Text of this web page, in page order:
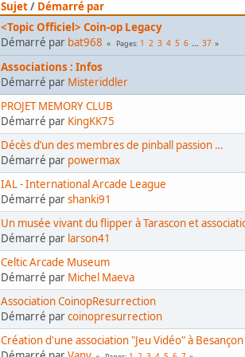
Sujet/ Démarré par
<Topic Officiel> Coin-op Legacy
Démarré par bat968 Pages 1 2 3 4 5 6 ... 37
Associations : Infos
Démarré par Misteriddler
PROJET MEMORY CLUB
Démarré par KingKK75
Décès d’un des membres de pinball passion …
Démarré par powermax
IAL - International Arcade League
Démarré parshanki91
Un musée vivant du flipper à Tarascon et
Démarré par larson41
Celtic Arcade Museum
Démarré par Michel Maeva
Association CoinopResurrection
Démarré parcoinopresurrection
Création d'une association "Jeu Vidéo" à Besançon